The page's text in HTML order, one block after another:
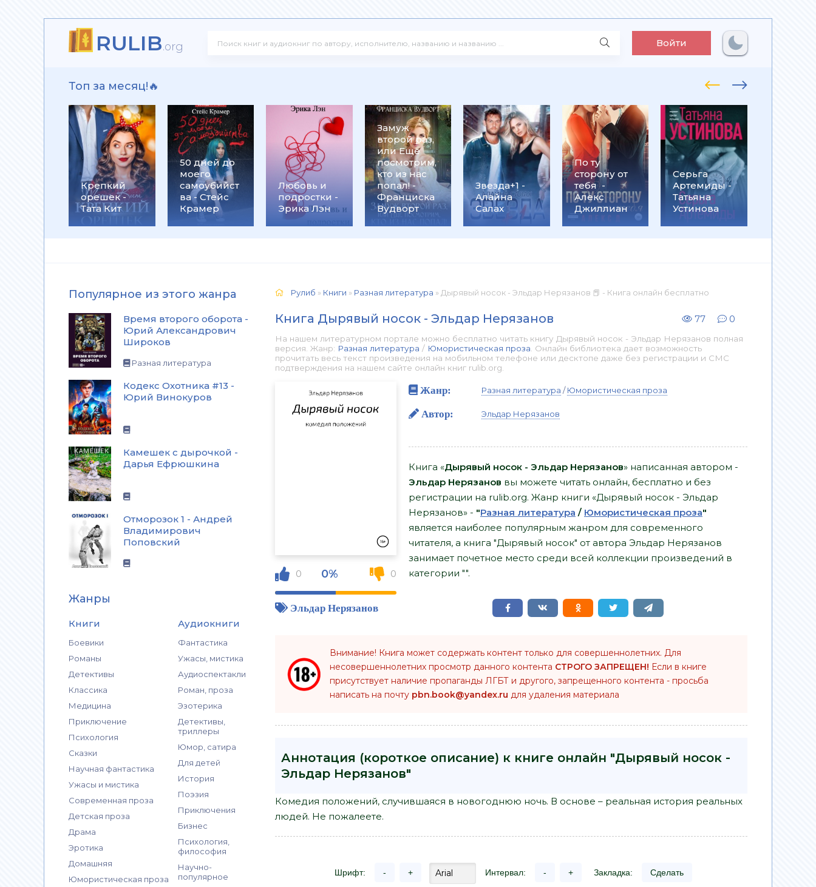
RULIB.org Войти
Топ за месяц!🔥
Крепкий
орешек -
Тата Кит
50 дней до
моего
самоубийст
ва - Стейс
Крамер
Любовь и
подростки -
Эрика Лэн
Замуж
второй раз,
или Ещё
посмотрим,
кто из нас
попал! -
Франциска
Вудворт
Звезда+1 -
Алайна
Салах
По ту
сторону от
тебя -
Алекс
Джиллиан
Серьга
Артемиды -
Татьяна
Устинова
на
- Ольга
Громыко
Популярное из этого жанра
Время второго оборота -
Юрий Александрович
Широков
Разная литература
Кодекс Охотника #13 -
Юрий Винокуров
Камешек с дырочкой -
Дарья Ефрюшкина
Отморозок 1 - Андрей
Владимирович
Поповский
Жанры
Книги
Боевики
Романы
Детективы
Классика
Медицина
Приключение
Психология
Сказки
Научная фантастика
Ужасы и мистика
Современная проза
Детская проза
Драма
Эротика
Домашняя
Юмористическая проза
Аудиокниги
Фантастика
Ужасы, мистика
Аудиоспектакли
Роман, проза
Эзотерика
Детективы,
триллеры
Юмор, сатира
Для детей
История
Поэзия
Приключения
Бизнес
Психология,
философия
Научно-
популярное
Рулиб » Книги » Разная литература » Дырявый носок - Эльдар Нерязанов 📕 - Книга онлайн бесплатно
Книга Дырявый носок - Эльдар Нерязанов 77 0
На нашем литературном портале можно бесплатно читать книгу Дырявый носок - Эльдар Нерязанов полная
версия. Жанр: Разная литература / Юмористическая проза . Онлайн библиотека дает возможность
прочитать весь текст произведения на мобильном телефоне или десктопе даже без регистрации и СМС
подтверждения на нашем сайте онлайн книг rulib.org.
0 0% 0
Эльдар Нерязанов
Жанр: Разная литература /Юмористическая проза
Автор: Эльдар Нерязанов
Книга «Дырявый носок - Эльдар Нерязанов» написанная автором -
Эльдар Нерязанов вы можете читать онлайн, бесплатно и без
регистрации на rulib.org. Жанр книги «Дырявый носок - Эльдар
Нерязанов» - "Разная литература / Юмористическая проза"
является наиболее популярным жанром для современного
читателя, а книга "Дырявый носок" от автора Эльдар Нерязанов
занимает почетное место среди всей коллекции произведений в
категории "".
Внимание! Книга может содержать контент только для совершеннолетних. Для
несовершеннолетних просмотр данного контента СТРОГО ЗАПРЕЩЕН! Если в книге
присутствует наличие пропаганды ЛГБТ и другого, запрещенного контента - просьба
написать на почту pbn.book@yandex.ru для удаления материала
Аннотация (короткое описание) к книге онлайн "Дырявый носок -
Эльдар Нерязанов"
Комедия положений, случившаяся в новогоднюю ночь. В основе – реальная история реальных
людей. Не пожалеете.
Шрифт: - + Интервал: - + Закладка: Сделать
Юрий Александрович Широков
Винокуров
Ефрюшкина
Поповский